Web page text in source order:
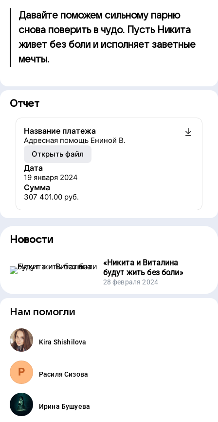
Давайте поможем сильному парню
снова поверить в чудо. Пусть Никита
живет без боли и исполняет заветные
мечты.
Отчет
Название платежа
Адресная помощь Ениной В.
Открыть файл
Дата
19 января 2024
Сумма
307 401.00 руб.
Новости
«Никита и Виталина
будут жить без боли»
28 февраля 2024
Нам помогли
Kira Shishilova
Расиля Сизова
Ирина Бушуева